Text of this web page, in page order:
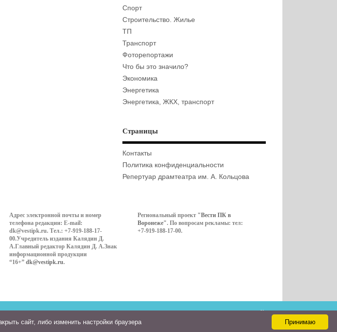
Спорт
Строительство. Жилье
ТП
Транспорт
Фоторепортажи
Что бы это значило?
Экономика
Энергетика
Энергетика, ЖКХ, транспорт
Страницы
Контакты
Политика конфиденциальности
Репертуар драмтеатра им. А. Кольцова
Адрес электронной почты и номер
телефона редакции: E-mail:
dk@vestipk.ru. Тел.: +7-919-188-17-
00.Учредитель издания Калядин Д.
А.Главный редактор Калядин Д. А.Знак
информационной продукции
“16+” dk@vestipk.ru.
Региональный проект "Вести ПК в
Воронеже". По вопросам рекламы: тел:
+7-919-188-17-00.
Контакты
Принимаю
сайт, либо изменить настройки браузера